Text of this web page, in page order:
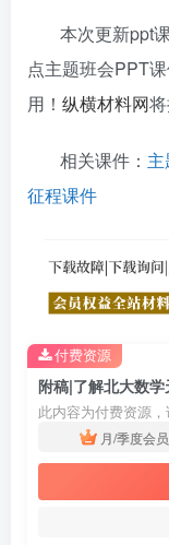
本次更新ppt
点主题班会PPT
用！ 纵横材料网
相关课件：
征程课件
附稿|了解北大数
此内容为付费资源
月/季度会员
付费资源